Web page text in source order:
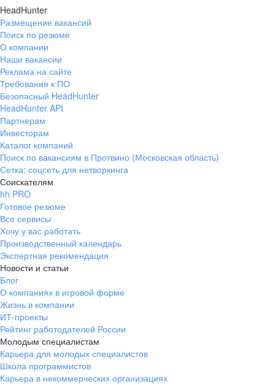
HeadHunter
Размещение вакансий
Поиск по резюме
О компании
Наши вакансии
Реклама на сайте
Требования к ПО
Безопасный HeadHunter
HeadHunter API
Партнерам
Инвесторам
Каталог компаний
Поиск по вакансиям в Протвино (Московская область)
Сетка: соцсеть для нетворкинга
Соискателям
hh PRO
Готовое резюме
Все сервисы
Хочу у вас работать
Производственный календарь
Экспертная рекомендация
Новости и статьи
Блог
О компаниях в игровой форме
Жизнь в компании
ИТ-проекты
Рейтинг работодателей России
Молодым специалистам
Карьера для молодых специалистов
Школа программистов
Карьера в некоммерческих организациях